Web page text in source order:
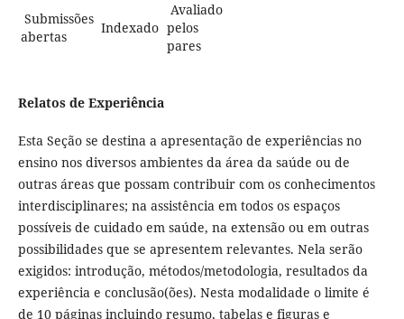
Submissões
abertas
Indexado
Avaliado
pelos
pares
Relatos de Experiência
Esta Seção se destina a apresentação de experiências no
ensino nos diversos ambientes da área da saúde ou de
outras áreas que possam contribuir com os conhecimentos
interdisciplinares; na assistência em todos os espaços
possíveis de cuidado em saúde, na extensão ou em outras
possibilidades que se apresentem relevantes. Nela serão
exigidos: introdução, métodos/metodologia, resultados da
experiência e conclusão(ões). Nesta modalidade o limite é
de 10 páginas incluindo resumo, tabelas e figuras e